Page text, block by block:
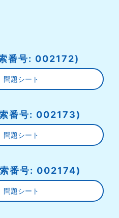
番号: 002172)
問題シート
番号: 002173)
問題シート
番号: 002174)
問題シート